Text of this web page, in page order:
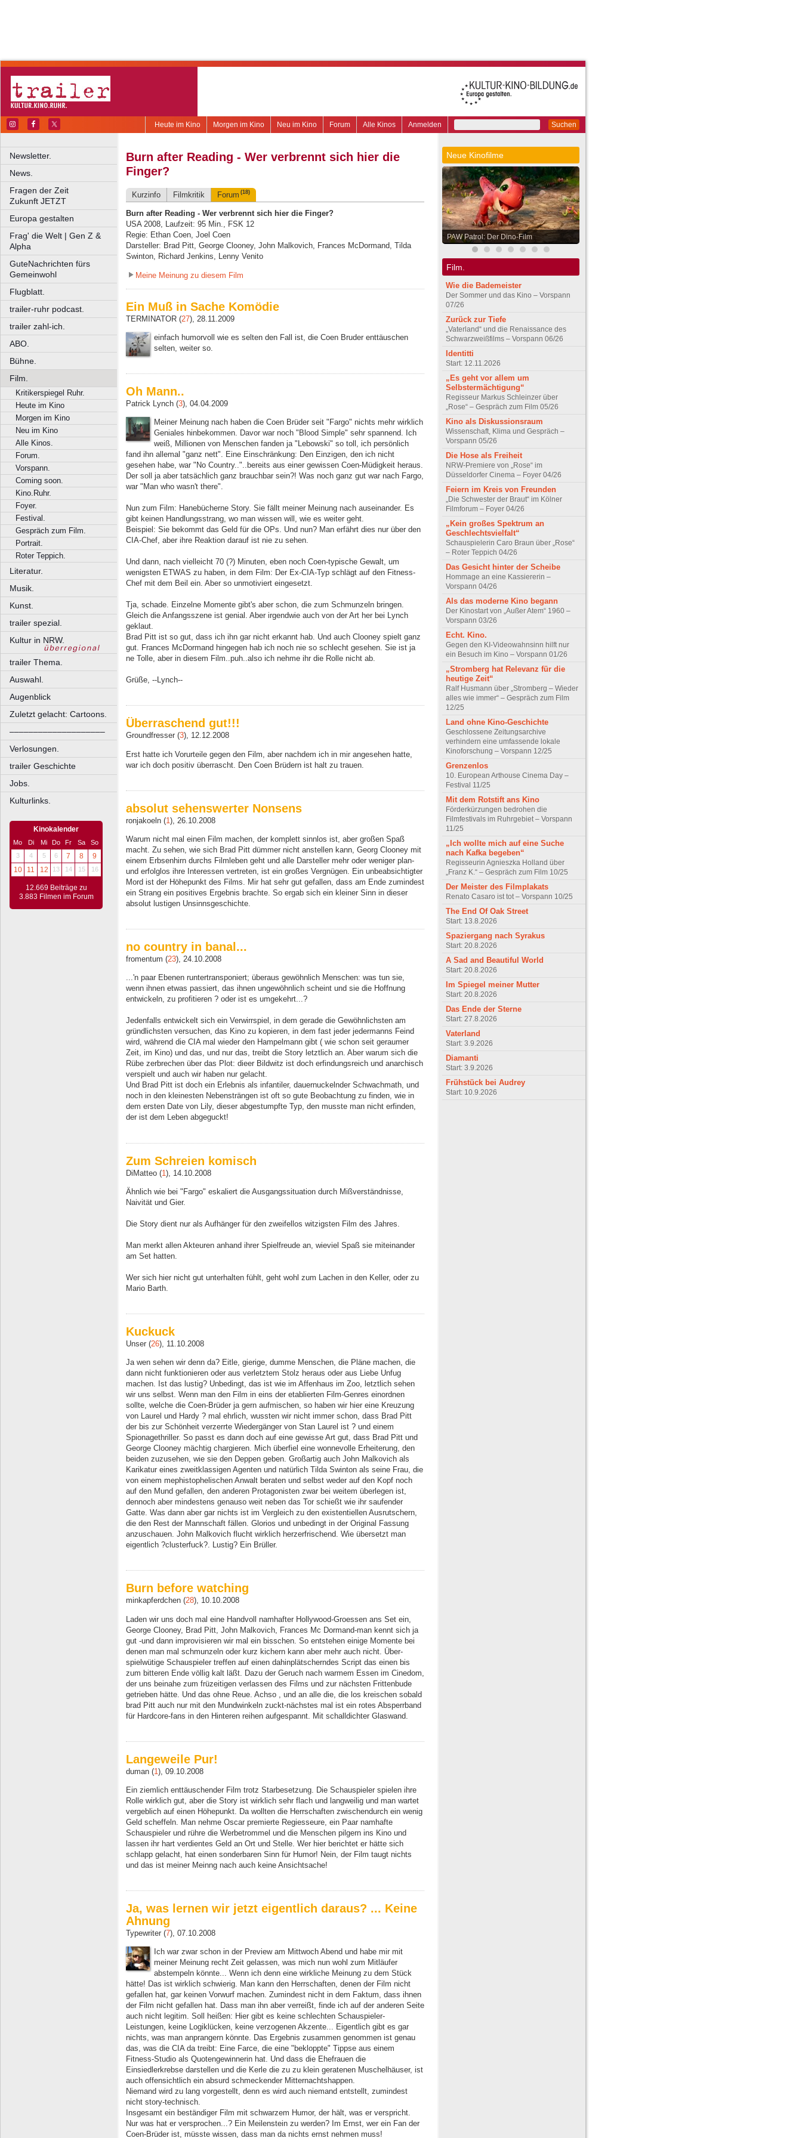
Suchen
Anmelden
Alle Kinos
Forum
Neu im Kino
Morgen im Kino
Heute im Kino
Newsletter.
News.
Fragen der Zeit
Zukunft JETZT
Europa gestalten
Frag' die Welt | Gen Z &
Alpha
GuteNachrichten fürs
Gemeinwohl
Flugblatt.
trailer-ruhr podcast.
trailer zahl-ich.
ABO.
Bühne.
Film.
Kritikerspiegel Ruhr.
Heute im Kino
Morgen im Kino
Neu im Kino
Alle Kinos.
Forum.
Vorspann.
Coming soon.
Kino.Ruhr.
Foyer.
Festival.
Gespräch zum Film.
Portrait.
Roter Teppich.
Literatur.
Musik.
Kunst.
trailer spezial.
Kultur in NRW.
trailer Thema.
Auswahl.
Augenblick
Zuletzt gelacht: Cartoons.
––––––––––––––––––––
Verlosungen.
trailer Geschichte
Jobs.
Kulturlinks.
Kinokalender
Mo Di Mi Do Fr Sa
So
3
4 5 6 7 8
9
10
11 12 13 14 15 16
12.669 Beiträge zu
3.883 Filmen im Forum
Burn after Reading - Wer verbrennt sich hier die
Finger?
Kurzinfo Filmkritik Forum (18)
Burn after Reading - Wer verbrennt sich hier die Finger?
USA 2008, Laufzeit: 95 Min., FSK 12
Regie: Ethan Coen, Joel Coen
Darsteller: Brad Pitt, George Clooney, John Malkovich, Frances McDormand, Tilda
Swinton, Richard Jenkins, Lenny Venito
Meine Meinung zu diesem Film
Ein Muß in Sache Komödie
TERMINATOR (27), 28.11.2009
einfach humorvoll wie es selten den Fall ist, die Coen Bruder enttäuschen
selten, weiter so.
Oh Mann..
Patrick Lynch (3), 04.04.2009
Meiner Meinung nach haben die Coen Brüder seit "Fargo" nichts mehr wirklich
Geniales hinbekommen. Davor war noch "Blood Simple" sehr spannend. Ich
weiß, Millionen von Menschen fanden ja "Lebowski" so toll, ich persönlich
fand ihn allemal "ganz nett". Eine Einschränkung: Den Einzigen, den ich nicht
gesehen habe, war "No Country.."..bereits aus einer gewissen Coen-Müdigkeit heraus.
Der soll ja aber tatsächlich ganz brauchbar sein?! Was noch ganz gut war nach Fargo,
war "Man who wasn't there".
Nun zum Film: Hanebücherne Story. Sie fällt meiner Meinung nach auseinander. Es
gibt keinen Handlungsstrang, wo man wissen will, wie es weiter geht.
Beispiel: Sie bekommt das Geld für die OPs. Und nun? Man erfährt dies nur über den
CIA-Chef, aber ihre Reaktion darauf ist nie zu sehen.
Und dann, nach vielleicht 70 (?) Minuten, eben noch Coen-typische Gewalt, um
wenigsten ETWAS zu haben, in dem Film: Der Ex-CIA-Typ schlägt auf den Fitness-
Chef mit dem Beil ein. Aber so unmotiviert eingesetzt.
Tja, schade. Einzelne Momente gibt's aber schon, die zum Schmunzeln bringen.
Gleich die Anfangsszene ist genial. Aber irgendwie auch von der Art her bei Lynch
geklaut.
Brad Pitt ist so gut, dass ich ihn gar nicht erkannt hab. Und auch Clooney spielt ganz
gut. Frances McDormand hingegen hab ich noch nie so schlecht gesehen. Sie ist ja
ne Tolle, aber in diesem Film..puh..also ich nehme ihr die Rolle nicht ab.
Grüße, --Lynch--
Überraschend gut!!!
Groundfresser (3), 12.12.2008
Erst hatte ich Vorurteile gegen den Film, aber nachdem ich in mir angesehen hatte,
war ich doch positiv überrascht. Den Coen Brüdern ist halt zu trauen.
absolut sehenswerter Nonsens
ronjakoeln (1 ), 26.10.2008
Warum nicht mal einen Film machen, der komplett sinnlos ist, aber großen Spaß
macht. Zu sehen, wie sich Brad Pitt dümmer nicht anstellen kann, Georg Clooney mit
einem Erbsenhirn durchs Filmleben geht und alle Darsteller mehr oder weniger plan-
und erfolglos ihre Interessen vertreten, ist ein großes Vergnügen. Ein unbeabsichtigter
Mord ist der Höhepunkt des Films. Mir hat sehr gut gefallen, dass am Ende zumindest
ein Strang ein positives Ergebnis brachte. So ergab sich ein kleiner Sinn in dieser
absolut lustigen Unsinnsgeschichte.
no country in banal...
fromentum (23), 24.10.2008
...'n paar Ebenen runtertransponiert; überaus gewöhnlich Menschen: was tun sie,
wenn ihnen etwas passiert, das ihnen ungewöhnlich scheint und sie die Hoffnung
entwickeln, zu profitieren ? oder ist es umgekehrt...?
Jedenfalls entwickelt sich ein Verwirrspiel, in dem gerade die Gewöhnlichsten am
gründlichsten versuchen, das Kino zu kopieren, in dem fast jeder jedermanns Feind
wird, während die CIA mal wieder den Hampelmann gibt ( wie schon seit geraumer
Zeit, im Kino) und das, und nur das, treibt die Story letztlich an. Aber warum sich die
Rübe zerbrechen über das Plot: dieer Bildwitz ist doch erfindungsreich und anarchisch
verspielt und auch wir haben nur gelacht.
Und Brad Pitt ist doch ein Erlebnis als infantiler, dauernuckelnder Schwachmath, und
noch in den kleinesten Nebensträngen ist oft so gute Beobachtung zu finden, wie in
dem ersten Date von Lily, dieser abgestumpfte Typ, den musste man nicht erfinden,
der ist dem Leben abgeguckt!
Zum Schreien komisch
DiMatteo (1), 14.10.2008
Ähnlich wie bei "Fargo" eskaliert die Ausgangssituation durch Mißverständnisse,
Naivität und Gier.
Die Story dient nur als Aufhänger für den zweifellos witzigsten Film des Jahres.
Man merkt allen Akteuren anhand ihrer Spielfreude an, wieviel Spaß sie miteinander
am Set hatten.
Wer sich hier nicht gut unterhalten fühlt, geht wohl zum Lachen in den Keller, oder zu
Mario Barth.
Kuckuck
Unser (26), 11.10.2008
Ja wen sehen wir denn da? Eitle, gierige, dumme Menschen, die Pläne machen, die
dann nicht funktionieren oder aus verletztem Stolz heraus oder aus Liebe Unfug
machen. Ist das lustig? Unbedingt, das ist wie im Affenhaus im Zoo, letztlich sehen
wir uns selbst. Wenn man den Film in eins der etablierten Film-Genres einordnen
sollte, welche die Coen-Brüder ja gern aufmischen, so haben wir hier eine Kreuzung
von Laurel und Hardy ? mal ehrlich, wussten wir nicht immer schon, dass Brad Pitt
der bis zur Schönheit verzerrte Wiedergänger von Stan Laurel ist ? und einem
Spionagethriller. So passt es dann doch auf eine gewisse Art gut, dass Brad Pitt und
George Clooney mächtig chargieren. Mich überfiel eine wonnevolle Erheiterung, den
beiden zuzusehen, wie sie den Deppen geben. Großartig auch John Malkovich als
Karikatur eines zweitklassigen Agenten und natürlich Tilda Swinton als seine Frau, die
von einem mephistophelischen Anwalt beraten und selbst weder auf den Kopf noch
auf den Mund gefallen, den anderen Protagonisten zwar bei weitem überlegen ist,
dennoch aber mindestens genauso weit neben das Tor schießt wie ihr saufender
Gatte. Was dann aber gar nichts ist im Vergleich zu den existentiellen Ausrutschern,
die den Rest der Mannschaft fällen. Glorios und unbedingt in der Original Fassung
anzuschauen. John Malkovich flucht wirklich herzerfrischend. Wie übersetzt man
eigentlich ?clusterfuck?. Lustig? Ein Brüller.
Burn before watching
minkapferdchen (28), 10.10.2008
Laden wir uns doch mal eine Handvoll namhafter Hollywood-Groessen ans Set ein,
George Clooney, Brad Pitt, John Malkovich, Frances Mc Dormand-man kennt sich ja
gut -und dann improvisieren wir mal ein bisschen. So entstehen einige Momente bei
denen man mal schmunzeln oder kurz kichern kann aber mehr auch nicht. Über-
spielwütige Schauspieler treffen auf einen dahinplätscherndes Script das einen bis
zum bitteren Ende völlig kalt läßt. Dazu der Geruch nach warmem Essen im Cinedom,
der uns beinahe zum früzeitigen verlassen des Films und zur nächsten Frittenbude
getrieben hätte. Und das ohne Reue. Achso , und an alle die, die los kreischen sobald
brad Pitt auch nur mit den Mundwinkeln zuckt-nächstes mal ist ein rotes Absperrband
für Hardcore-fans in den Hinteren reihen aufgespannt. Mit schalldichter Glaswand.
Langeweile Pur!
duman (1), 09.10.2008
Ein ziemlich enttäuschender Film trotz Starbesetzung. Die Schauspieler spielen ihre
Rolle wirklich gut, aber die Story ist wirklich sehr flach und langweilig und man wartet
vergeblich auf einen Höhepunkt. Da wollten die Herrschaften zwischendurch ein wenig
Geld scheffeln. Man nehme Oscar premierte Regiesseure, ein Paar namhafte
Schauspieler und rühre die Werbetrommel und die Menschen pilgern ins Kino und
lassen ihr hart verdientes Geld an Ort und Stelle. Wer hier berichtet er hätte sich
schlapp gelacht, hat einen sonderbaren Sinn für Humor! Nein, der Film taugt nichts
und das ist meiner Meinng nach auch keine Ansichtsache!
Ja, was lernen wir jetzt eigentlich daraus? ... Keine
Ahnung
Typewriter (7), 07.10.2008
Ich war zwar schon in der Preview am Mittwoch Abend und habe mir mit
meiner Meinung recht Zeit gelassen, was mich nun wohl zum Mitläufer
abstempeln könnte... Wenn ich denn eine wirkliche Meinung zu dem Stück
hätte! Das ist wirklich schwierig. Man kann den Herrschaften, denen der Film nicht
gefallen hat, gar keinen Vorwurf machen. Zumindest nicht in dem Faktum, dass ihnen
der Film nicht gefallen hat. Dass man ihn aber verreißt, finde ich auf der anderen Seite
auch nicht legitim. Soll heißen: Hier gibt es keine schlechten Schauspieler-
Leistungen, keine Logiklücken, keine verzogenen Akzente... Eigentlich gibt es gar
nichts, was man anprangern könnte. Das Ergebnis zusammen genommen ist genau
das, was die CIA da treibt: Eine Farce, die eine "bekloppte" Tippse aus einem
Fitness-Studio als Quotengewinnerin hat. Und dass die Ehefrauen die
Einsiedlerkrebse darstellen und die Kerle die zu zu klein geratenen Muschelhäuser, ist
auch offensichtlich ein absurd schmeckender Mitternachtshappen.
Niemand wird zu lang vorgestellt, denn es wird auch niemand entstellt, zumindest
nicht story-technisch.
Insgesamt ein beständiger Film mit schwarzem Humor, der hält, was er verspricht.
Nur was hat er versprochen...? Ein Meilenstein zu werden? Im Ernst, wer ein Fan der
Coen-Brüder ist, müsste wissen, dass man da nichts ernst nehmen muss!
Neue Kinofilme
PAW Patrol: Der Dino-Film
Film.
Wie die Bademeister
Der Sommer und das Kino – Vorspann
07/26
Zurück zur Tiefe
„Vaterland“ und die Renaissance des
Schwarzweißfilms – Vorspann 06/26
Identitti
Start: 12.11.2026
„Es geht vor allem um
Selbstermächtigung“
Regisseur Markus Schleinzer über
„Rose“ – Gespräch zum Film 05/26
Kino als Diskussionsraum
Wissenschaft, Klima und Gespräch –
Vorspann 05/26
Die Hose als Freiheit
NRW-Premiere von „Rose“ im
Düsseldorfer Cinema – Foyer 04/26
Feiern im Kreis von Freunden
„Die Schwester der Braut“ im Kölner
Filmforum – Foyer 04/26
„Kein großes Spektrum an
Geschlechtsvielfalt“
Schauspielerin Caro Braun über „Rose“
– Roter Teppich 04/26
Das Gesicht hinter der Scheibe
Hommage an eine Kassiererin –
Vorspann 04/26
Als das moderne Kino begann
Der Kinostart von „Außer Atem“ 1960 –
Vorspann 03/26
Echt. Kino.
Gegen den KI-Videowahnsinn hilft nur
ein Besuch im Kino – Vorspann 01/26
„Stromberg hat Relevanz für die
heutige Zeit“
Ralf Husmann über „Stromberg – Wieder
alles wie immer“ – Gespräch zum Film
12/25
Land ohne Kino-Geschichte
Geschlossene Zeitungsarchive
verhindern eine umfassende lokale
Kinoforschung – Vorspann 12/25
Grenzenlos
10. European Arthouse Cinema Day –
Festival 11/25
Mit dem Rotstift ans Kino
Förderkürzungen bedrohen die
Filmfestivals im Ruhrgebiet – Vorspann
11/25
„Ich wollte mich auf eine Suche
nach Kafka begeben“
Regisseurin Agnieszka Holland über
„Franz K.“ – Gespräch zum Film 10/25
Der Meister des Filmplakats
Renato Casaro ist tot – Vorspann 10/25
The End Of Oak Street
Start: 13.8.2026
Spaziergang nach Syrakus
Start: 20.8.2026
A Sad and Beautiful World
Start: 20.8.2026
Im Spiegel meiner Mutter
Start: 20.8.2026
Das Ende der Sterne
Start: 27.8.2026
Vaterland
Start: 3.9.2026
Diamanti
Start: 3.9.2026
Frühstück bei Audrey
Start: 10.9.2026